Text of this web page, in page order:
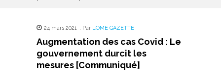
24 mars 2021 , Par LOME GAZETTE
Augmentation des cas Covid : Le
gouvernement durcit les
mesures [Communiqué]